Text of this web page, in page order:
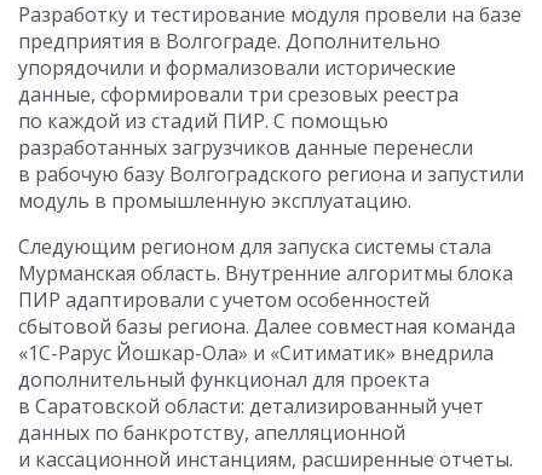
Разработку и тестирование модуля провели на базе
предприятия в Волгограде. Дополнительно
упорядочили и формализовали исторические
данные, сформировали три срезовых реестра
по каждой из стадий ПИР. С помощью
разработанных загрузчиков данные перенесли
в рабочую базу Волгоградского региона и запустили
модуль в промышленную эксплуатацию.
Следующим регионом для запуска системы стала
Мурманская область. Внутренние алгоритмы блока
ПИР адаптировали с учетом особенностей
сбытовой базы региона. Далее совместная команда
«1С-Рарус Йошкар-Ола» и «Ситиматик» внедрила
дополнительный функционал для проекта
в Саратовской области: детализированный учет
данных по банкротству, апелляционной
и кассационной инстанциям, расширенные отчеты.